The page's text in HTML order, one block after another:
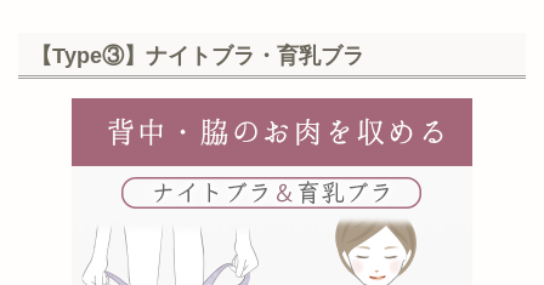
【Type③】ナイトブラ・育乳ブラ